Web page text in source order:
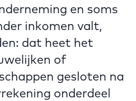
en soms
inkomen valt,
dat heet het
of
gesloten na
onderdeel